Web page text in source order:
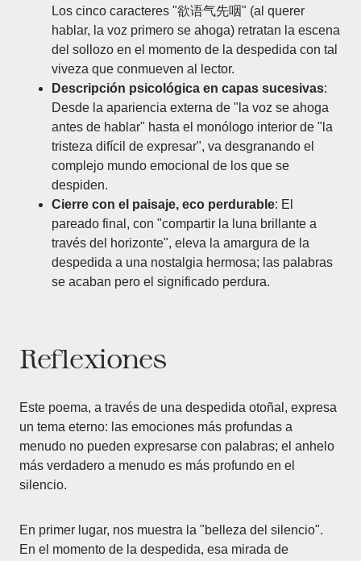
Los cinco caracteres "欲语气先咽" (al querer
hablar, la voz primero se ahoga) retratan la escena
del sollozo en el momento de la despedida con tal
viveza que conmueven al lector.
Descripción psicológica en capas sucesivas:
Desde la apariencia externa de "la voz se ahoga
antes de hablar" hasta el monólogo interior de "la
tristeza difícil de expresar", va desgranando el
complejo mundo emocional de los que se
despiden.
Cierre con el paisaje, eco perdurable: El
pareado final, con "compartir la luna brillante a
través del horizonte", eleva la amargura de la
despedida a una nostalgia hermosa; las palabras
se acaban pero el significado perdura.
Reflexiones
Este poema, a través de una despedida otoñal, expresa
un tema eterno: las emociones más profundas a
menudo no pueden expresarse con palabras; el anhelo
más verdadero a menudo es más profundo en el
silencio.
En primer lugar, nos muestra la "belleza del silencio".
En el momento de la despedida, esa mirada de